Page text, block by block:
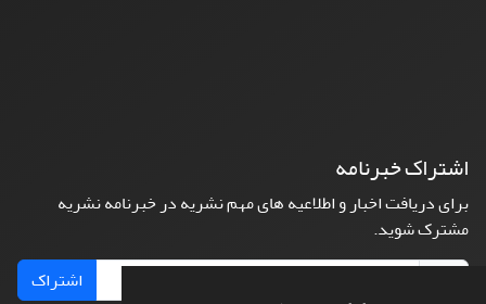
اشتراک خبرنامه
برای دریافت اخبار و اطلاعیه های مهم نشریه در خبرنامه نشریه
مشترک شوید.
اشتراک